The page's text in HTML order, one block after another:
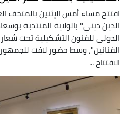
افتتح مساء أمس الإثنين بالمتحف
الدين ديني'' بالولاية المنتدبة
الدولي للفنون التشكيلية تحت
الفنانين"، وسط حضور لافت
الافتتاح ...